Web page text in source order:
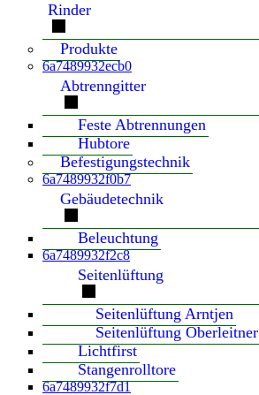
Rinder
Produkte
6a7489932ecb0
Abtrenngitter
Feste Abtrennungen
Hubtore
Befestigungstechnik
6a7489932f0b7
Gebäudetechnik
Beleuchtung
6a7489932f2c8
Seitenlüftung
Seitenlüftung Arntjen
Seitenlüftung Oberleitner
Lichtfirst
Stangenrolltore
6a7489932f7d1